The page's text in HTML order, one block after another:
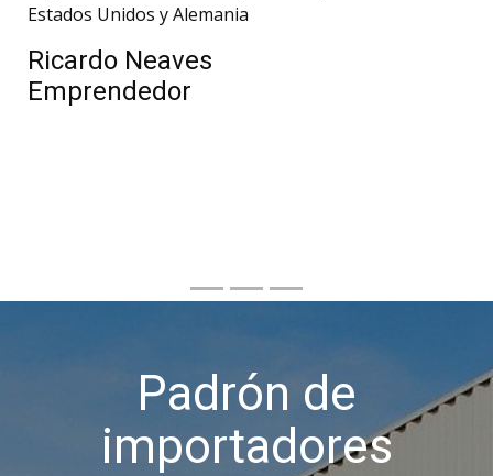
Estados Unidos y Alemania
Ricardo Neaves
Emprendedor
Padrón de
importadores